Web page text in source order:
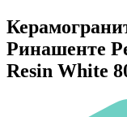
Ринашенте
Resin White